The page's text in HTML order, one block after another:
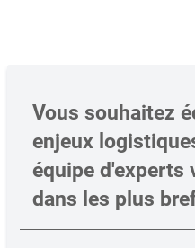
Vous souhaitez
enjeux
équipe d'experts
dans les plus